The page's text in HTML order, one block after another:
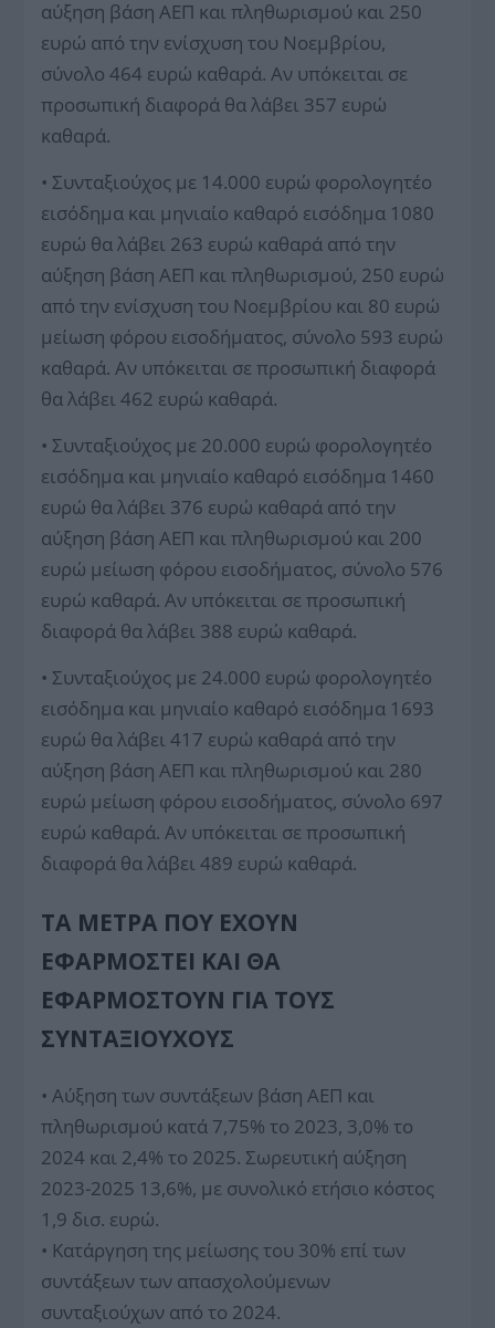
αύξηση βάση ΑΕΠ και πληθωρισμού και 250
ευρώ από την ενίσχυση του Νοεμβρίου,
σύνολο 464 ευρώ καθαρά. Αν υπόκειται σε
προσωπική διαφορά θα λάβει 357 ευρώ
καθαρά.
• Συνταξιούχος με 14.000 ευρώ φορολογητέο
εισόδημα και μηνιαίο καθαρό εισόδημα 1080
ευρώ θα λάβει 263 ευρώ καθαρά από την
αύξηση βάση ΑΕΠ και πληθωρισμού, 250 ευρώ
από την ενίσχυση του Νοεμβρίου και 80 ευρώ
μείωση φόρου εισοδήματος, σύνολο 593 ευρώ
καθαρά. Αν υπόκειται σε προσωπική διαφορά
θα λάβει 462 ευρώ καθαρά.
• Συνταξιούχος με 20.000 ευρώ φορολογητέο
εισόδημα και μηνιαίο καθαρό εισόδημα 1460
ευρώ θα λάβει 376 ευρώ καθαρά από την
αύξηση βάση ΑΕΠ και πληθωρισμού και 200
ευρώ μείωση φόρου εισοδήματος, σύνολο 576
ευρώ καθαρά. Αν υπόκειται σε προσωπική
διαφορά θα λάβει 388 ευρώ καθαρά.
• Συνταξιούχος με 24.000 ευρώ φορολογητέο
εισόδημα και μηνιαίο καθαρό εισόδημα 1693
ευρώ θα λάβει 417 ευρώ καθαρά από την
αύξηση βάση ΑΕΠ και πληθωρισμού και 280
ευρώ μείωση φόρου εισοδήματος, σύνολο 697
ευρώ καθαρά. Αν υπόκειται σε προσωπική
διαφορά θα λάβει 489 ευρώ καθαρά.
ΤΑ ΜΈΤΡΑ ΠΟΥ ΈΧΟΥΝ
ΕΦΑΡΜΟΣΤΕΊ ΚΑΙ ΘΑ
ΕΦΑΡΜΟΣΤΟΎΝ ΓΙΑ ΤΟΥΣ
ΣΥΝΤΑΞΙΟΎΧΟΥΣ
• Αύξηση των συντάξεων βάση ΑΕΠ και
πληθωρισμού κατά 7,75% το 2023, 3,0% το
2024 και 2,4% το 2025. Σωρευτική αύξηση
2023-2025 13,6%, με συνολικό ετήσιο κόστος
1,9 δισ. ευρώ.
• Κατάργηση της μείωσης του 30% επί των
συντάξεων των απασχολούμενων
συνταξιούχων από το 2024.